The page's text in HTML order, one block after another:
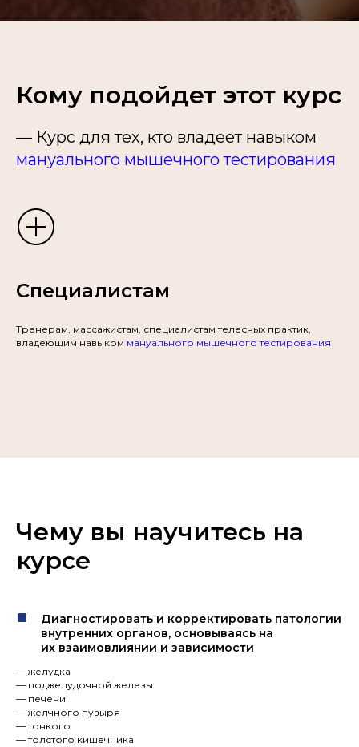
Кому подойдет этот курс
— Курс для тех, кто владеет навыком
мануального мышечного тестирования
Специалистам
Тренерам, массажистам, специалистам телесных практик,
владеющим навыком мануального мышечного тестирования
Чему вы научитесь на
курсе
Диагностировать и корректировать патологии
внутренних органов, основываясь на
их взаимовлиянии и зависимости
— желудка
— поджелудочной железы
— печени
— желчного пузыря
— тонкого
— толстого кишечника